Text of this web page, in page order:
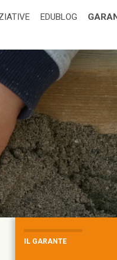
EDUBLOG
IL GARANTE